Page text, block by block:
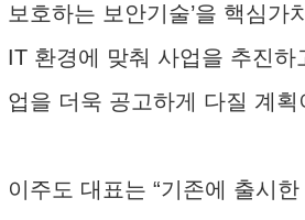
보호하는 보안기술’을 핵심가
IT 환경에 맞춰 사업을 추진하
업을 더욱 공고하게 다질 계획
이주도 대표는 “기존에 출시